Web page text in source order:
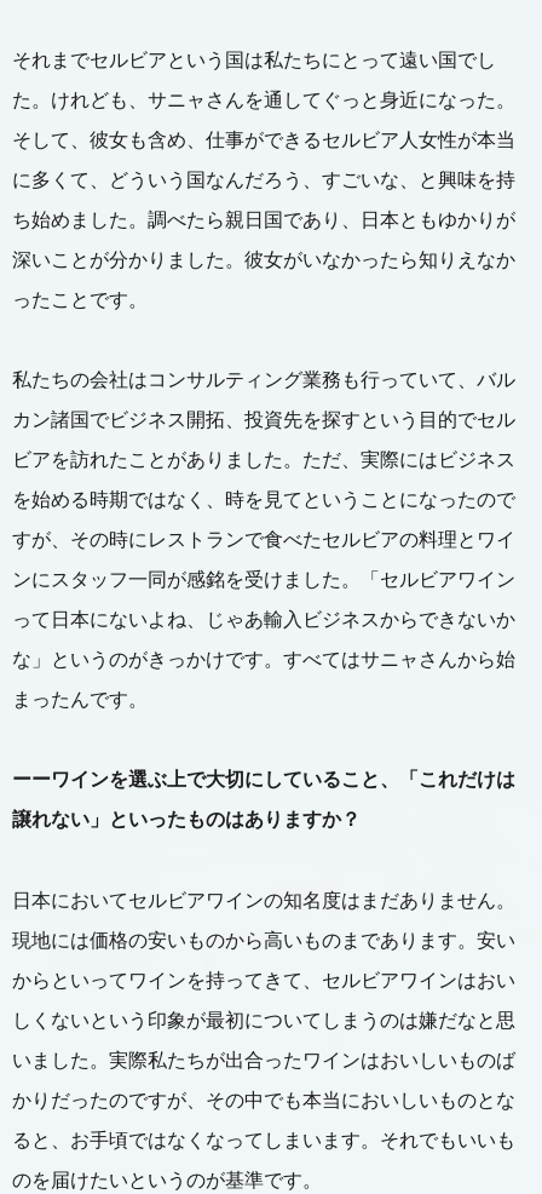
それまでセルビアという国は私たちにとって遠い国でし
た。けれども、サニャさんを通してぐっと身近になった。
そして、彼女も含め、仕事ができるセルビア人女性が本当
に多くて、どういう国なんだろう、すごいな、と興味を持
ち始めました。調べたら親日国であり、日本ともゆかりが
深いことが分かりました。彼女がいなかったら知りえなか
ったことです。
私たちの会社はコンサルティング業務も行っていて、バル
カン諸国でビジネス開拓、投資先を探すという目的でセル
ビアを訪れたことがありました。ただ、実際にはビジネス
を始める時期ではなく、時を見てということになったので
すが、その時にレストランで食べたセルビアの料理とワイ
ンにスタッフ一同が感銘を受けました。「セルビアワイン
って日本にないよね、じゃあ輸入ビジネスからできないか
な」というのがきっかけです。すべてはサニャさんから始
まったんです。
ーーワインを選ぶ上で大切にしていること、「これだけは
譲れない」といったものはありますか？
日本においてセルビアワインの知名度はまだありません。
現地には価格の安いものから高いものまであります。安い
からといってワインを持ってきて、セルビアワインはおい
しくないという印象が最初についてしまうのは嫌だなと思
いました。実際私たちが出合ったワインはおいしいものば
かりだったのですが、その中でも本当においしいものとな
ると、お手頃ではなくなってしまいます。それでもいいも
のを届けたいというのが基準です。